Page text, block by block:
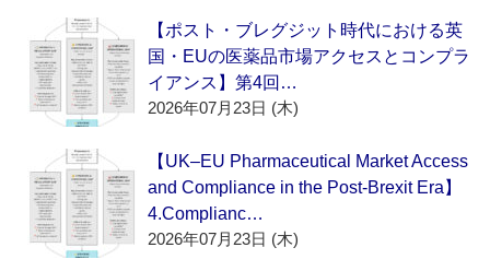
【ポスト・ブレグジット時代における英
国・EUの医薬品市場アクセスとコンプラ
イアンス】第4回…
2026年07月23日 (木)
【UK–EU Pharmaceutical Market Access
and Compliance in the Post-Brexit Era】
4.Complianc…
2026年07月23日 (木)